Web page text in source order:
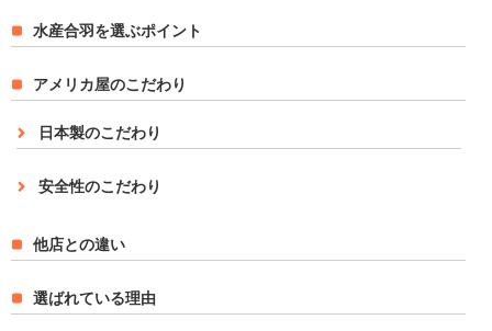
水産合羽を選ぶポイント
アメリカ屋のこだわり
日本製のこだわり
安全性のこだわり
他店との違い
選ばれている理由